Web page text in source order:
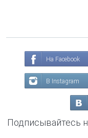
На Facebook
В Instagram
Подписывайтесь